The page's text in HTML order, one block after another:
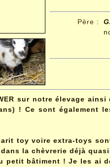
Père :
sur notre élevage
! Ce sont également
toy voire extra-toys
la chèvrerie déjà
petit bâtiment ! Je les ai